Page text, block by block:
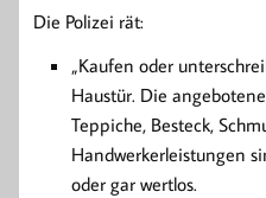
Die Polizei rät:
„Kaufen oder
Haustür. Die
Teppiche, Besteck,
Handwerkerleistungen
oder gar wertlos.